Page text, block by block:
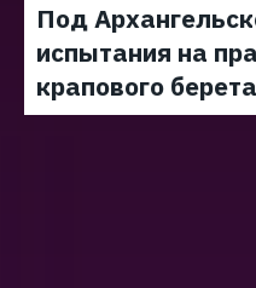
Под
испытания на
крапового берета